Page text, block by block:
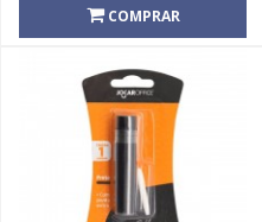
COMPRAR